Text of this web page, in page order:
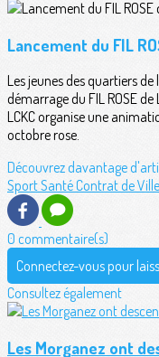
Lancement du FIL
Les jeunes des quartiers
démarrage du FIL ROSE
LCKC organise une
octobre rose.
Découvrez davantage
Sport SantéContrat de Ville
0 commentaire(s)
Connectez-vous pour
Consultez également
Les Morganez ont